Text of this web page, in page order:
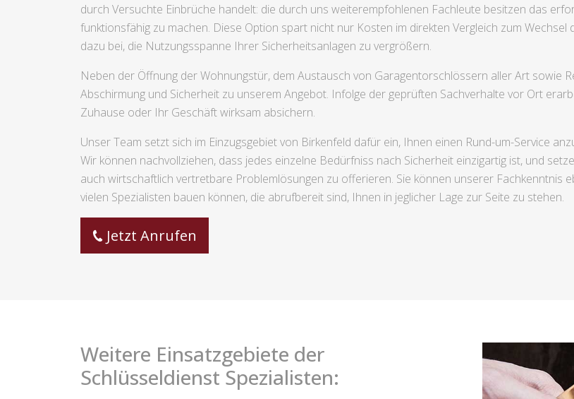
durch Versuchte Einbrüche handelt: die durch uns weiterempfohlenen Fachleute besitzen das
funktionsfähig zu machen. Diese Option spart nicht nur Kosten im direkten Vergleich zum
dazu bei, die Nutzungsspanne Ihrer Sicherheitsanlagen zu vergrößern.
Neben der Öffnung der Wohnungstür, dem Austausch von Garagentorschlössern aller Art sowie
Abschirmung und Sicherheit zu unserem Angebot. Infolge der geprüften Sachverhalte vor Ort
Zuhause oder Ihr Geschäft wirksam absichern.
Unser Team setzt sich im Einzugsgebiet von Birkenfeld dafür ein, Ihnen einen Rund-um-Service
Wir können nachvollziehen, dass jedes einzelne Bedürfniss nach Sicherheit einzigartig ist, und
auch wirtschaftlich vertretbare Problemlösungen zu offerieren. Sie können unserer Fachkenntnis
vielen Spezialisten bauen können, die abrufbereit sind, Ihnen in jeglicher Lage zur Seite zu stehen.
Jetzt Anrufen
Weitere Einsatzgebiete der
Schlüsseldienst Spezialisten: